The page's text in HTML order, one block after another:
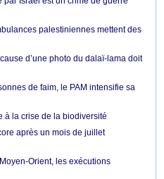
palestiniennes mettent des
d’une photo du dalaï-lama doit
de faim, le PAM intensifie sa
à la crise de la biodiversité
après un mois de juillet
Orient, les exécutions